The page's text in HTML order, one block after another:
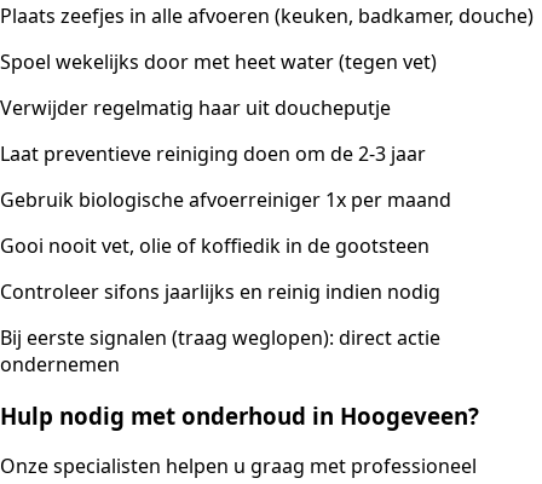
Plaats zeefjes in alle afvoeren (keuken, badkamer, douche)
Spoel wekelijks door met heet water (tegen vet)
Verwijder regelmatig haar uit doucheputje
Laat preventieve reiniging doen om de 2-3 jaar
Gebruik biologische afvoerreiniger 1x per maand
Gooi nooit vet, olie of koffiedik in de gootsteen
Controleer sifons jaarlijks en reinig indien nodig
Bij eerste signalen (traag weglopen): direct actie
ondernemen
Hulp nodig met onderhoud in Hoogeveen?
Onze specialisten helpen u graag met professioneel